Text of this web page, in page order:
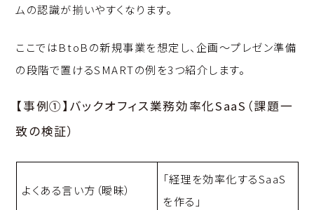
ムの認識が揃いやすくなります。
ここではBtoBの新規事業を想定し、企画〜プレゼン準備
の段階で置けるSMARTの例を3つ紹介します。
【事例①】バックオフィス業務効率化SaaS（課題一
致の検証）
よくある言い方（曖昧）
「経理を効率化するSaaS
を作る」